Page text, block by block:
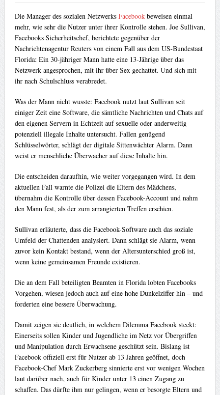
Die Manager des sozialen Netzwerks Facebookbeweisen einmal
mehr, wie sehr die Nutzer unter ihrer Kontrolle stehen. Joe Sullivan,
Facebooks Sicherheitschef, berichtete gegenüber der
Nachrichtenagentur Reuters von einem Fall aus dem US-Bundestaat
Florida: Ein 30-jähriger Mann hatte eine 13-Jährige über das
Netzwerk angesprochen, mit ihr über Sex gechattet. Und sich mit
ihr nach Schulschluss verabredet.
Was der Mann nicht wusste: Facebook nutzt laut Sullivan seit
einiger Zeit eine Software, die sämtliche Nachrichten und Chats auf
den eigenen Servern in Echtzeit auf sexuelle oder anderweitig
potenziell illegale Inhalte untersucht. Fallen genügend
Schlüsselwörter, schlägt der digitale Sittenwächter Alarm. Dann
weist er menschliche Überwacher auf diese Inhalte hin.
Die entscheiden daraufhin, wie weiter vorgegangen wird. In dem
aktuellen Fall warnte die Polizei die Eltern des Mädchens,
übernahm die Kontrolle über dessen Facebook-Account und nahm
den Mann fest, als der zum arrangierten Treffen erschien.
Sullivan erläuterte, dass die Facebook-Software auch das soziale
Umfeld der Chattenden analysiert. Dann schlägt sie Alarm, wenn
zuvor kein Kontakt bestand, wenn der Altersunterschied groß ist,
wenn keine gemeinsamen Freunde existieren.
Die an dem Fall beteiligten Beamten in Florida lobten Facebooks
Vorgehen, wiesen jedoch auch auf eine hohe Dunkelziffer hin – und
forderten eine bessere Überwachung.
Damit zeigen sie deutlich, in welchem Dilemma Facebook steckt:
Einerseits sollen Kinder und Jugendliche im Netz vor Übergriffen
und Manipulation durch Erwachsene geschützt sein. Bislang ist
Facebook offiziell erst für Nutzer ab 13 Jahren geöffnet, doch
Facebook-Chef Mark Zuckerberg sinnierte erst vor wenigen Wochen
laut darüber nach, auch für Kinder unter 13 einen Zugang zu
schaffen. Das dürfte ihm nur gelingen, wenn er besorgte Eltern und